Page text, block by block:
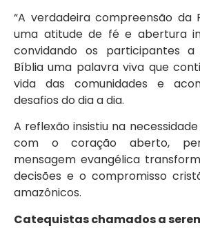
“A verdadeira compreensão da
uma atitude de fé e abertura
convidando os participantes
Bíblia uma palavra viva que
vida das comunidades e
desafios do dia a dia.
A reflexão insistiu na
com o coração aberto,
mensagem evangélica
decisões e o compromisso
amazônicos.
Catequistas chamados a